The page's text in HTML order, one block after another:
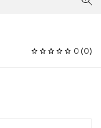
0 (0)